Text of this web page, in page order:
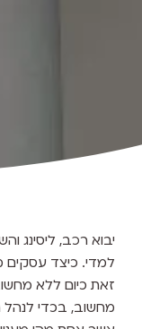
יבוא רכב, ליסינג
למדי. כיצד עסקים
זאת כיום ללא
מחשוב, בכדי לנהל